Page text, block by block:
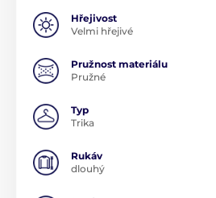
Hřejivost
Velmi hřejivé
Pružnost materiálu
Pružné
Typ
Trika
Rukáv
dlouhý